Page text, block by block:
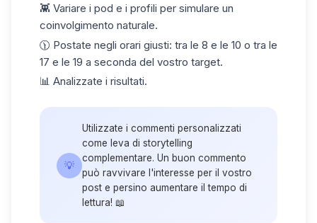
👾 Variare i pod e i profili per simulare un
coinvolgimento naturale.
🕦 Postate negli orari giusti: tra le 8 e le 10 o tra le
17 e le 19 a seconda del vostro target.
📊 Analizzate i risultati.
💡
Utilizzate i commenti personalizzati
come leva di storytelling
complementare. Un buon commento
può ravvivare l'interesse per il vostro
post e persino aumentare il tempo di
lettura! 📖